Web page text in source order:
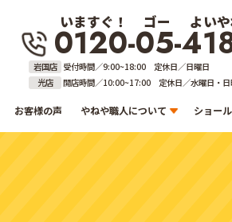
いますぐ！ ゴー よい
0120-05-
岩国店 受付時間／9:00~18:00 定休日／日曜日
光店
開店時間／10:00~17:00 定休日／水曜日・日
お客様の声 やねや職人について ショー